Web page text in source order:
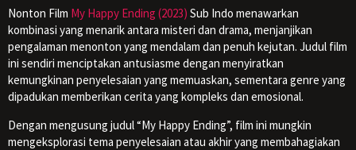
Nonton Film My Happy Ending (2023) Sub Indo menawarkan
kombinasi yang menarik antara misteri dan drama, menjanjikan
pengalaman menonton yang mendalam dan penuh kejutan. Judul film
ini sendiri menciptakan antusiasme dengan menyiratkan
kemungkinan penyelesaian yang memuaskan, sementara genre yang
dipadukan memberikan cerita yang kompleks dan emosional.
Dengan mengusung judul “My Happy Ending”, film ini mungkin
mengeksplorasi tema penyelesaian atau akhir yang membahagiakan